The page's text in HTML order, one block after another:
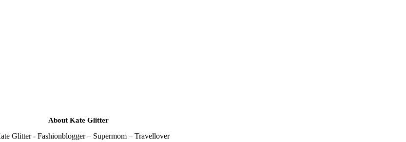
About Kate Glitter